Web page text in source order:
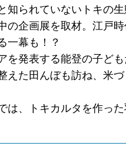
られていないトキの生
の企画展を取材。江戸
一幕も！？
発表する能登の子ども
た田んぼも訪ね、米づ
は、トキカルタを作っ